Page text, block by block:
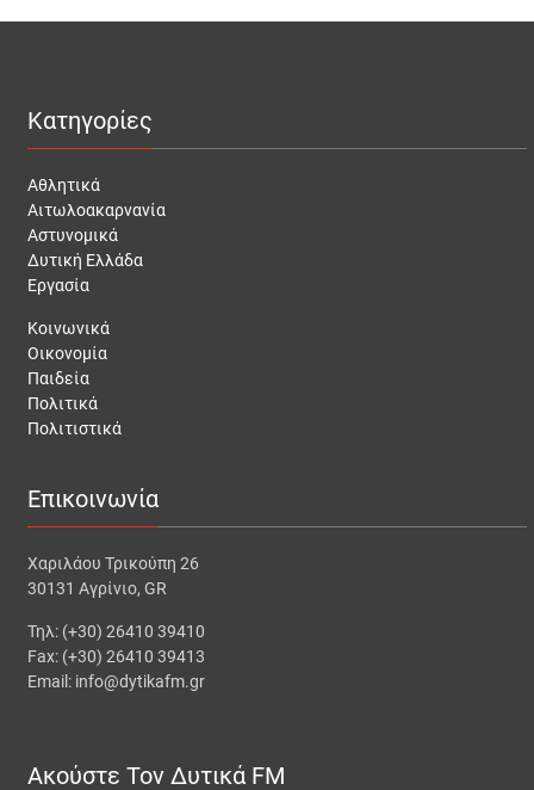
Κατηγορίες
Αθλητικά
Αιτωλοακαρνανία
Αστυνομικά
Δυτική Ελλάδα
Εργασία
Κοινωνικά
Οικονομία
Παιδεία
Πολιτικά
Πολιτιστικά
Επικοινωνία
Χαριλάου Τρικούπη 26
30131 Αγρίνιο, GR
Τηλ: (+30) 26410 39410
Fax: (+30) 26410 39413
Email: info@dytikafm.gr
Ακούστε Τον Δυτικά FM